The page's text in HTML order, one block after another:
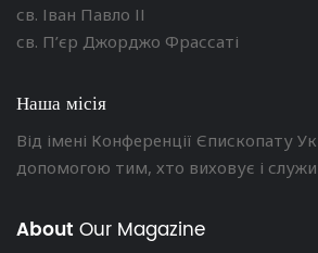
св. Іван Павло ІІ
св. П’єр Джорджо Фрассаті
Наша місія
Від імені Конференції Єпископату
допомогою тим, хто виховує і
About Our Magazine